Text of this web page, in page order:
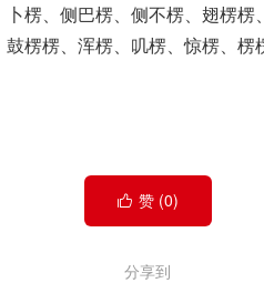
楞、侧巴楞、侧不楞、翅楞
楞楞、浑楞、叽楞、惊楞、楞
 赞 (0)
分享到